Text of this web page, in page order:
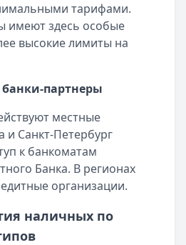
тарифами.
имеют здесь особые
высокие лимиты на
партнеры
местные
и Санкт-Петербург
к банкоматам
Банка. В регионах
организации.
наличных по